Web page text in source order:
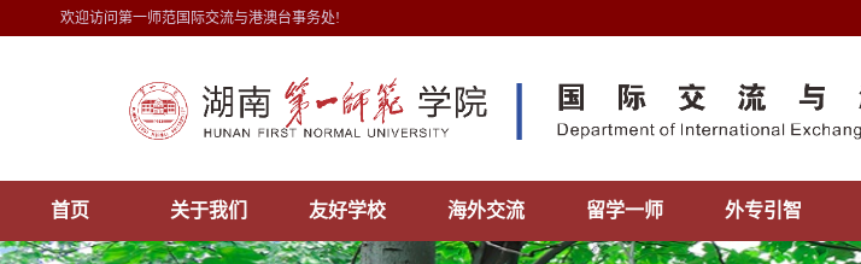
欢迎访问第一师范国际交流与港澳台事务处!
首页 关于我们 友好学校 海外交流 留学一师 外专引智